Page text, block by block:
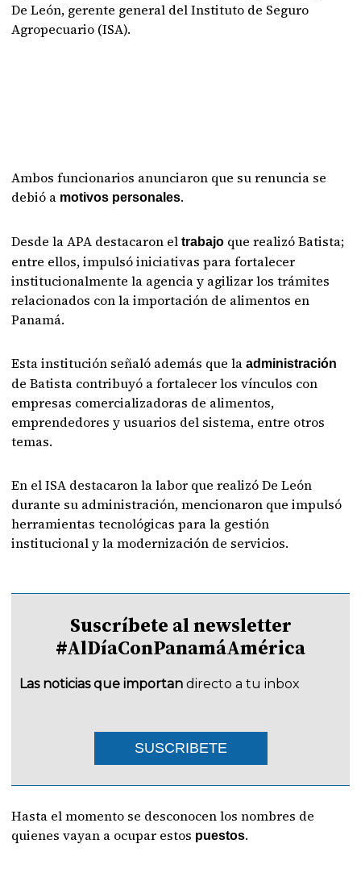
De León, gerente general del Instituto de Seguro
Agropecuario (ISA).
Ambos funcionarios anunciaron que su renuncia se
debió a motivos personales.
Desde la APA destacaron el trabajo que realizó Batista;
entre ellos, impulsó iniciativas para fortalecer
institucionalmente la agencia y agilizar los trámites
relacionados con la importación de alimentos en
Panamá.
Esta institución señaló además que laadministración
de Batista contribuyó a fortalecer los vínculos con
empresas comercializadoras de alimentos,
emprendedores y usuarios del sistema, entre otros
temas.
En el ISA destacaron la labor que realizó De León
durante su administración, mencionaron que impulsó
herramientas tecnológicas para la gestión
institucional y la modernización de servicios.
Suscríbete al newsletter
#AlDíaConPanamáAmérica
Las noticias que importan directo a tu inbox
SUSCRIBETE
Hasta el momento se desconocen los nombres de
quienes vayan a ocupar estos puestos.